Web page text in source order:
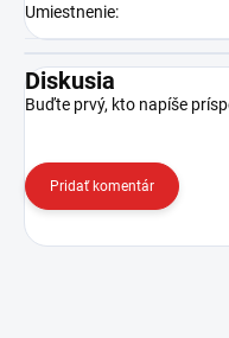
Umiestnenie:
Diskusia
Buďte prvý, kto napíše
Pridať komentár